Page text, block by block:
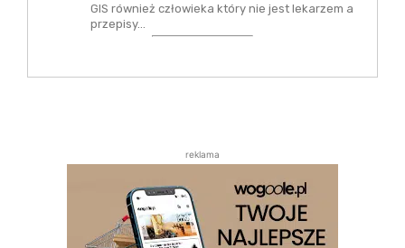
GIS również człowieka który nie jest lekarzem a
przepisy…
reklama